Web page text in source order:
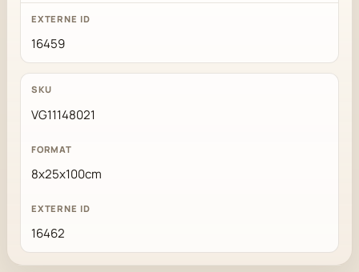
16459
VG11148021
8x25x100cm
16462